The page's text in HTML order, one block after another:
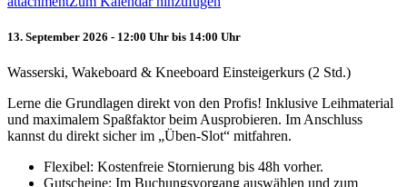
13. September 2026 - 12:00 Uhr bis 14:00 Uhr
Wasserski, Wakeboard & Kneeboard Einsteigerkurs (2 Std.)
Lerne die Grundlagen direkt von den Profis! Inklusive Leihmaterial
und maximalem Spaßfaktor beim Ausprobieren. Im Anschluss
kannst du direkt sicher im „Üben-Slot“ mitfahren.
Flexibel: Kostenfreie Stornierung bis 48h vorher.
Gutscheine: Im Buchungsvorgang auswählen und zum